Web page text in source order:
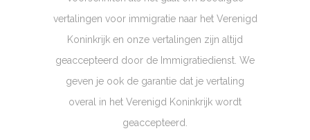
vertalingen voor immigratie naar het Verenigd
Koninkrijk en onze vertalingen zijn altijd
geaccepteerd door de Immigratiedienst. We
geven je ook de garantie dat je vertaling
overal in het Verenigd Koninkrijk wordt
geaccepteerd.